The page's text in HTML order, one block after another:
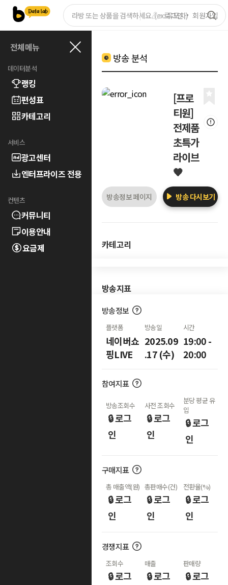
로그인 회원가입
전체메뉴
데이터분석
랭킹
편성표
카테고리
서비스
광고센터
엔터프라이즈 전용
컨텐츠
커뮤니티
이용안내
요금제
방송 분석
[프로
티원]
전제품
초특가
라이브
🧡
방송정보 페이지 방송 다시보기
카테고리
방송지표
방송정보
플랫폼
네이버쇼
핑LIVE
방송일
2025.09
.17 (수)
시간
19:00 -
20:00
참여지표
방송조회수
🔒 로그
인
사전 조회수
🔒 로그
인
분당 평균 유
입
🔒 로그
인
구매지표
총 매출액(원)
🔒 로그
인
총판매수(건)
🔒 로그
인
전환율(%)
🔒 로그
인
경쟁지표
조회수
🔒 로그
매출
🔒 로그
판매량
🔒 로그